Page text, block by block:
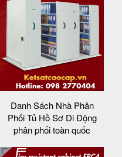
Danh Sách Nhà Phân
Phối Tủ Hồ Sơ Di Động
phân phối toàn quốc